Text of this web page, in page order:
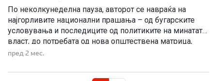
По неколкунеделна пауза, авторот се навраќа на
најгорливите национални прашања – од бугарските
условувања и последиците од политиките на минатата
власт, до потребата од нова општествена матрица,
одговорност и пресврт во Македонија.
пред 2 мес.